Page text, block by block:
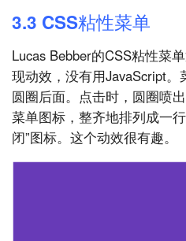
3.3 CSS粘性菜单
Lucas Bebber的CSS粘性菜
现动效，没有用JavaScript
圆圈后面。点击时，圆圈喷
菜单图标，整齐地排列成一
闭”图标。这个动效很有趣。